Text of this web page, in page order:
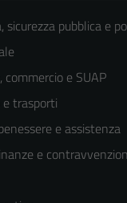
sicurezza pubblica e
commercio e SUAP
trasporti
e assistenza
e